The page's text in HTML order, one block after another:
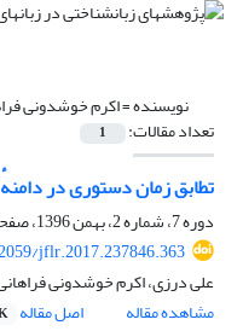
نویسنده =اکرم خوشدونی
تعداد مقالات: 1
تطابق زمان دستوری در
دوره 7، شماره 2، بهمن 1396، صفحه
jflr.2017.237846.363
علی درزی، اکرم خوشدونی
مشاهده مقاله
اصل مقاله